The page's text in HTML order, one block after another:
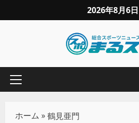
2026年8月6日
ホーム »鶴見亜門